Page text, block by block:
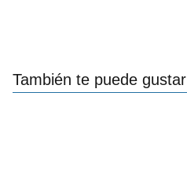
También te puede gustar